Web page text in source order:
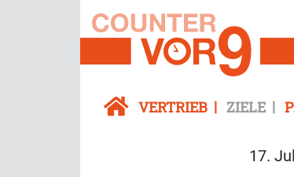
VERTRIEB ZIELE
17.